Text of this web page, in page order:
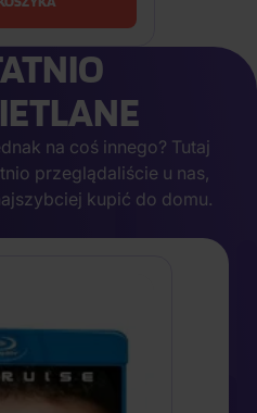
na coś innego? Tutaj
przeglądaliście u nas,
kupić do domu.